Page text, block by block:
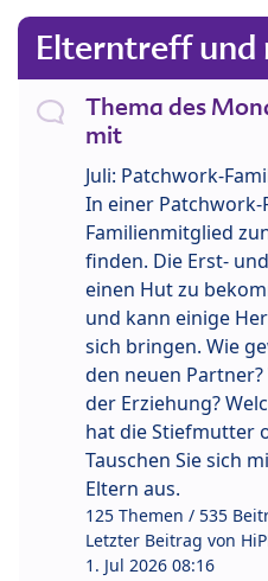
Elterntreff und
Thema des
mit
Juli: Patchwork-
In einer Patchwork-
Familienmitglied
finden. Die Erst-
einen Hut zu
und kann einige
sich bringen. Wie
den neuen
der Erziehung?
hat die Stiefmutter
Tauschen Sie sich
Eltern aus.
125 Themen / 535
Letzter Beitrag von
1. Jul 2026 08:16